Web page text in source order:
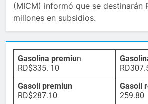
(MICM) informó que se destinarán
millones en subsidios.
Gasolina premiun
RD$335. 10
Gasoil premiun
RD$287.10
Gasoil
259.80